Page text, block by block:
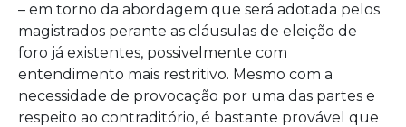
– em torno da abordagem que será adotada pelos
magistrados perante as cláusulas de eleição de
foro já existentes, possivelmente com
entendimento mais restritivo. Mesmo com a
necessidade de provocação por uma das partes e
respeito ao contraditório, é bastante provável que